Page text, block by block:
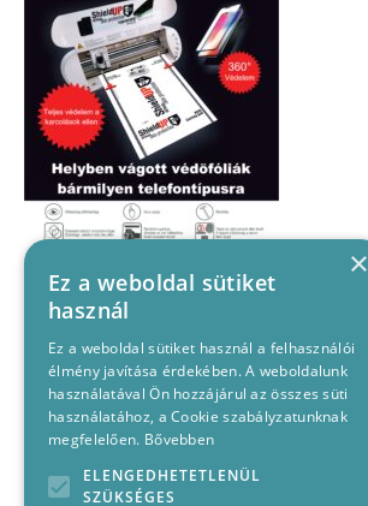
×
Ez a weboldal sütiket
használ
Ez a weboldal sütiket használ a felhasználói
élmény javítása érdekében. A weboldalunk
használatával Ön hozzájárul az összes süti
használatához, a Cookie szabályzatunknak
megfelelően. Bővebben
ELENGEDHETETLENÜL
SZÜKSÉGES